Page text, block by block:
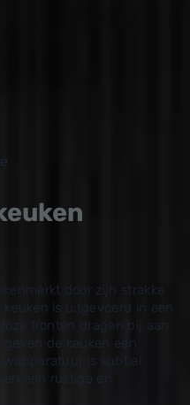
door zijn strakke
keuken is uitgevoerd in een
fronten dragen bij aan
geven de keuken een
is subtiel
een rustige en